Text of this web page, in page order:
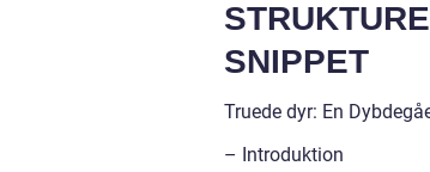
SNIPPET
Truede dyr: En
– Introduktion